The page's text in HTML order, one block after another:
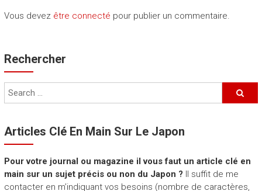
Vous devez être connecté pour publier un commentaire.
Rechercher
Articles Clé En Main Sur Le Japon
Pour votre journal ou magazine il vous faut un article clé en
main sur un sujet précis ou non du Japon ? Il suffit de me
contacter en m’indiquant vos besoins (nombre de caractères,